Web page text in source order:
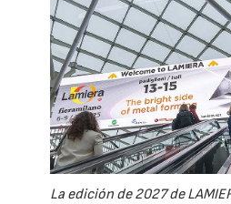
La edición de 2027 de